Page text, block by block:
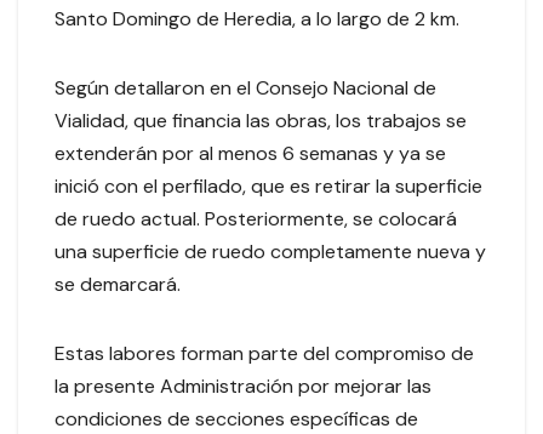
Santo Domingo de Heredia, a lo largo de 2 km.
Según detallaron en el Consejo Nacional de
Vialidad, que financia las obras, los trabajos se
extenderán por al menos 6 semanas y ya se
inició con el perfilado, que es retirar la superficie
de ruedo actual. Posteriormente, se colocará
una superficie de ruedo completamente nueva y
se demarcará.
Estas labores forman parte del compromiso de
la presente Administración por mejorar las
condiciones de secciones específicas de